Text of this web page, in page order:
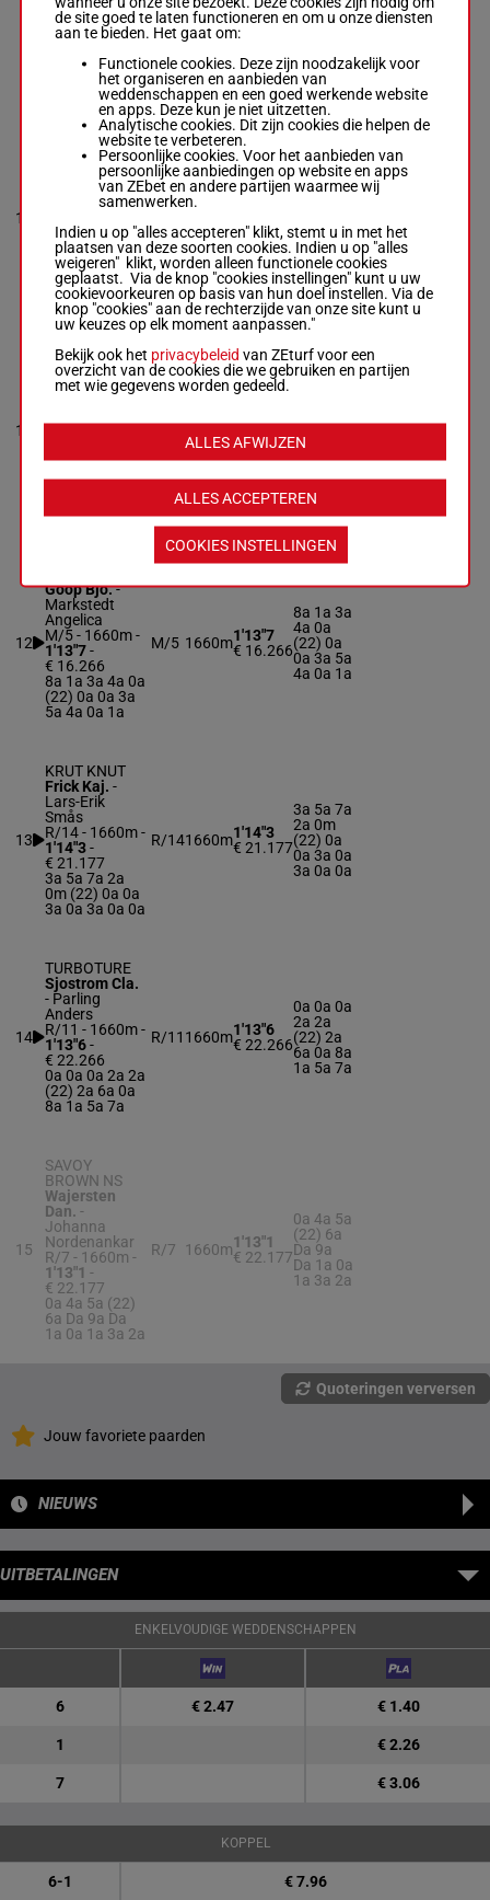
1'14"6-
€ 19.777
4a 7a 4a 1a
(22) 7a 0a 4a
0a Da 6a 4a
R/7 1660m€ 19.7777a 0a 4a
0a Da 6a
10
KATTENS
O'MALLEY
Rosen Tom.-
Ylva Welén
R/9 - 1660m-
1'11"8-
€ 20.560
6a 6a (22) 4a
3a 3a 3a 2a 0a
Da 5a 3a 6a
€ 20.560
6a 6a
2a 0a Da
5a 3a 6a
11
ANGEL OF
TRIX
Kylin-blom
Osk.-Jenny
M/7 - 1660m-
(22) 2a 5a 8a
1a
1'12"4
€ 22.6482a 1a 0a
Da 1a
12
Goop Bjo.-
Markstedt
Angelica
M/5 - 1660m-
1'13"7-
€ 16.266
8a 1a 3a 4a 0a
(22) 0a 0a 3a
5a 4a 0a 1a
M/5 1660m1'13"7
€ 16.266
8a 1a 3a
4a 0a
(22) 0a
0a 3a 5a
4a 0a 1a
13
KRUT KNUT
Frick Kaj. -
Lars-Erik
Smås
R/14 - 1660m-
1'14"3-
€ 21.177
3a 5a 7a 2a
0m (22) 0a 0a
3a 0a 3a 0a 0a
R/141660m1'14"3
€ 21.177
3a 5a 7a
2a 0m
(22) 0a
0a 3a 0a
3a 0a 0a
14
TURBOTURE
Sjostrom Cla.
- Parling
Anders
R/11 - 1660m-
1'13"6-
€ 22.266
0a 0a 0a 2a 2a
(22) 2a 6a 0a
8a 1a 5a 7a
R/11 1660m1'13"6
€ 22.266
0a 0a 0a
2a 2a
(22) 2a
6a 0a 8a
1a 5a 7a
15
SAVOY
BROWN NS
Wajersten
Dan. -
Johanna
Nordenankar
R/7 - 1660m -
1'13"1 -
€ 22.177
0a 4a 5a (22)
6a Da 9a Da
1a 0a 1a 3a 2a
R/7 1660m1'13"1
€ 22.177
0a 4a 5a
(22) 6a
Da 9a
Da 1a 0a
1a 3a 2a
Quoteringen verversen
Jouw favoriete paarden
NIEUWS
UITBETALINGEN
ENKELVOUDIGE WEDDENSCHAPPEN
6 € 2.47 € 1.40
1 € 2.26
7 € 3.06
KOPPEL
6-1 € 7.96
de site goed te laten functioneren en om u onze diensten
aan te bieden. Het gaat om:
Functionele cookies. Deze zijn noodzakelijk voor
het organiseren en aanbieden van
weddenschappen en een goed werkende website
en apps. Deze kun je niet uitzetten.
Analytische cookies. Dit zijn cookies die helpen de
website te verbeteren.
Persoonlijke cookies. Voor het aanbieden van
persoonlijke aanbiedingen op website en apps
van ZEbet en andere partijen waarmee wij
samenwerken.
Indien u op "alles accepteren" klikt, stemt u in met het
plaatsen van deze soorten cookies. Indien u op "alles
weigeren" klikt, worden alleen functionele cookies
geplaatst. Via de knop "cookies instellingen" kunt u uw
cookievoorkeuren op basis van hun doel instellen. Via de
knop "cookies" aan de rechterzijde van onze site kunt u
uw keuzes op elk moment aanpassen."
Bekijk ook het privacybeleid van ZEturf voor een
overzicht van de cookies die we gebruiken en partijen
met wie gegevens worden gedeeld.
ALLES ACCEPTEREN
ALLES AFWIJZEN
COOKIES INSTELLINGEN